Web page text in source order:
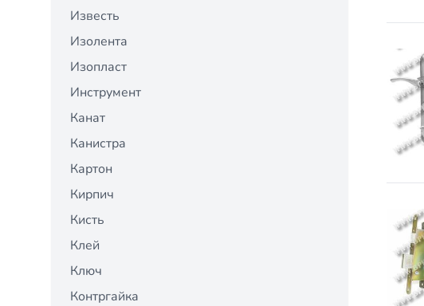
Известь
Изолента
Изопласт
Инструмент
Канат
Канистра
Картон
Кирпич
Кисть
Клей
Ключ
Контргайка